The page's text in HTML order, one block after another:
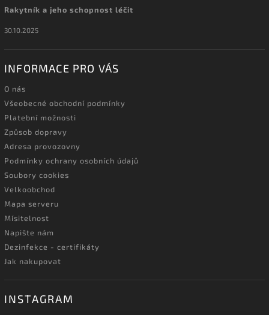
Rakytník a jeho schopnost léčit
30.10.2025
INFORMACE PRO VÁS
O nás
Všeobecné obchodní podmínky
Platební možnosti
Způsob dopravy
Adresa provozovny
Podmínky ochrany osobních údajů
Soubory cookies
Velkoobchod
Mapa serveru
Mísitelnost
Napište nám
Dezinfekce - certifikáty
Jak nakupovat
INSTAGRAM